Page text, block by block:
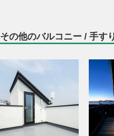
その他のバルコニー / 手す